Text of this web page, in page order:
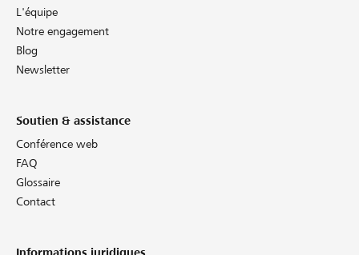
L'équipe
Notre engagement
Blog
Newsletter
Soutien & assistance
Conférence web
FAQ
Glossaire
Contact
Informations juridiques